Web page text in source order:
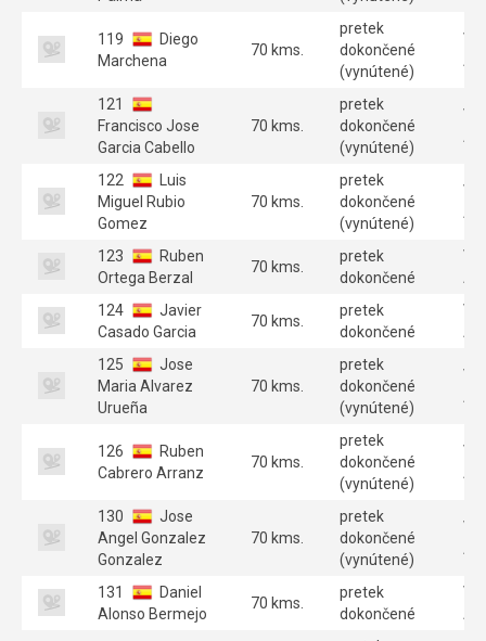
119
Diego
Marchena
70 kms.
pretek
dokončené
(vynútené)
A
121
Francisco Jose
Garcia Cabello
70 kms.
pretek
dokončené
(vynútené)
A
122
Luis
Miguel Rubio
Gomez
70 kms.
pretek
dokončené
(vynútené)
A
123
Ruben
Ortega Berzal
70 kms.
pretek
dokončené
A
124
Javier
Casado Garcia
70 kms.
pretek
dokončené
A
125
Jose
Maria Alvarez
Urueña
70 kms.
pretek
dokončené
(vynútené)
A
126
Ruben
Cabrero Arranz
70 kms.
pretek
dokončené
(vynútené)
A
130
Jose
Angel Gonzalez
Gonzalez
70 kms.
pretek
dokončené
(vynútené)
A
131
Daniel
Alonso Bermejo
70 kms.
pretek
dokončené
A